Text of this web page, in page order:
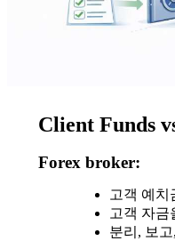
Client Funds
Forex broker:
고객 예치
고객 자금
분리, 보